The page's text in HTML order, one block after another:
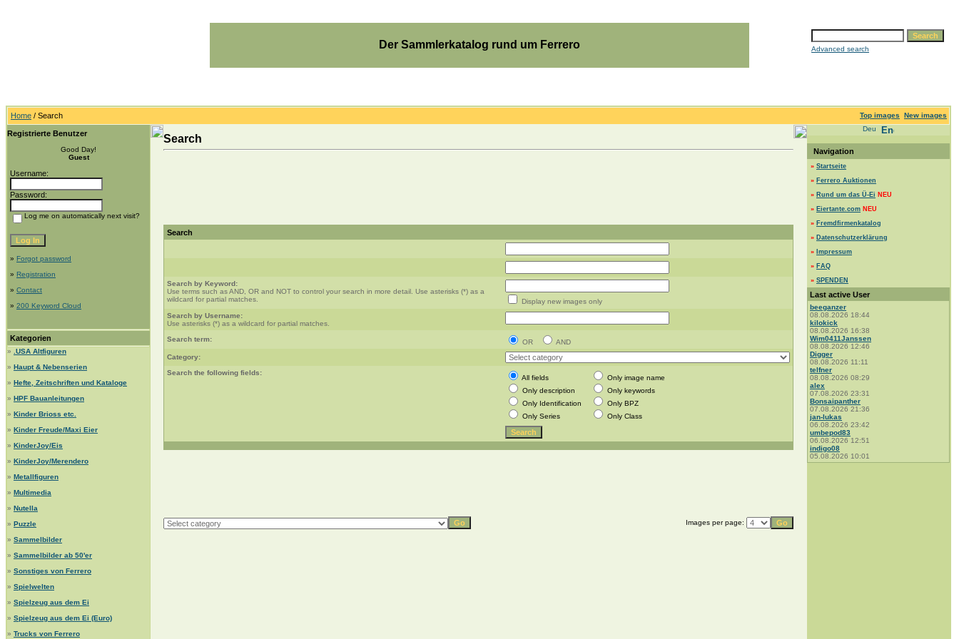
Der Sammlerkatalog rund um Ferrero Advanced search
Home / Search Top images New images
Registrierte Benutzer
Good Day!
Guest
Username:
Password:
Log me on automatically next visit?
» Forgot password
» Registration
» Contact
» 200 Keyword Cloud
Kategorien
»
.USA Altfiguren
» Haupt & Nebenserien
» Hefte, Zeitschriften und Kataloge
» HPF Bauanleitungen
» Kinder Brioss etc.
» Kinder Freude/Maxi Eier
» KinderJoy/Eis
» KinderJoy/Merendero
» Metallfiguren
» Multimedia
» Nutella
» Puzzle
» Sammelbilder
» Sammelbilder ab 50'er
» Sonstiges von Ferrero
» Spielwelten
» Spielzeug aus dem Ei
» Spielzeug aus dem Ei (Euro)
» Trucks von Ferrero
Search
Search
Search by Keyword:
Use terms such as AND, OR and NOT to control your search in more detail. Use asterisks (*) as a
wildcard for partial matches.
Display new images only
Search by Username:
Use asterisks (*) as a wildcard for partial matches.
Search term:
OR
AND
Category:
Search the following fields:
All fields
Only image name
Only description
Only keywords
Only Identification
Only BPZ
Only Series
Only Class
Images per page:
Navigation
» Startseite
» Ferrero Auktionen
» Rund um das Ü-Ei NEU
» Eiertante.com NEU
» Fremdfirmenkatalog
» Datenschutzerklärung
» Impressum
» FAQ
» SPENDEN
Last active User
beeganzer
08.08.2026 18:44
kilokick
08.08.2026 16:38
Wim0411Janssen
08.08.2026 12:46
Digger
08.08.2026 11:11
telfner
08.08.2026 08:29
alex
07.08.2026 23:31
Bonsaipanther
07.08.2026 21:36
jan-lukas
06.08.2026 23:42
umbepod83
06.08.2026 12:51
indigo08
05.08.2026 10:01